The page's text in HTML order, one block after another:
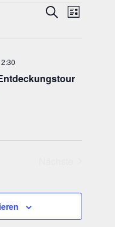
Suche
und
SucheListe